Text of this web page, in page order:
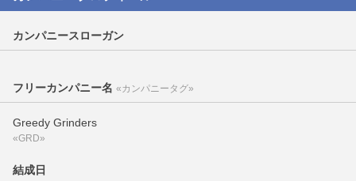
カンパニースローガン
フリーカンパニー名 «カンパニータグ»
Greedy Grinders
«GRD»
結成日